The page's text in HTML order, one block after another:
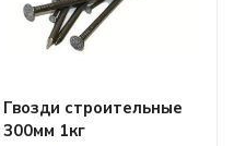
Гвозди строительные
300мм 1кг